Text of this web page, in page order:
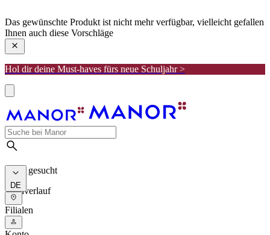
Das gewünschte Produkt ist nicht mehr verfügbar, vielleicht gefallen
Ihnen auch diese Vorschläge
Hol dir deine Must-haves fürs neue Schuljahr >
Meist gesucht
Suchverlauf
DE
Filialen